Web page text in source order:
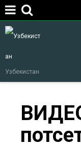
Узбекистан